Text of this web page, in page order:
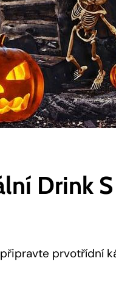
Drink
prvotřídní